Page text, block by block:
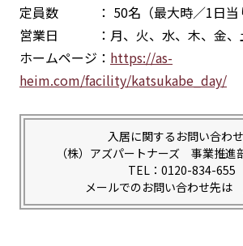
定員数 ： 50名（最大時／1日当
営業日 ：月、火、水、木、金、
ホームページ： https://as-
heim.com/facility/katsukabe_day/
入居に関するお問い合わ
（株）アズパートナーズ 事業推進
TEL：0120-834-655
メールでのお問い合わせ先は